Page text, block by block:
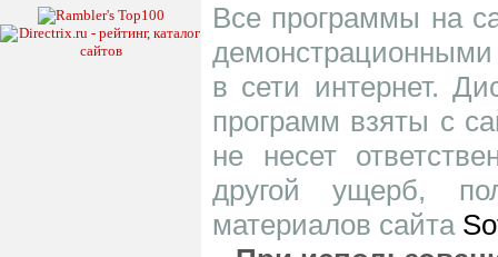
Все программы на
в сети интернет.
программ взяты с
не несет
другой ущерб,
материалов сайта